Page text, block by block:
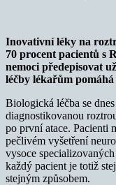
Inovativní léky na
70 procent pacientů s
nemoci předepisovat
léčby lékařům
Biologická léčba se
diagnostikovanou
po první atace. Pacienti
pečlivém vyšetření
vysoce
každý pacient je totiž
stejným způsobem.